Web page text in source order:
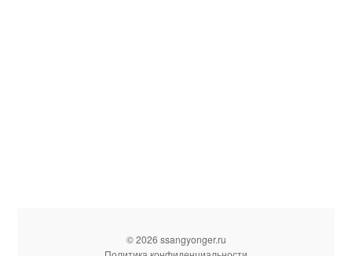
© 2026 ssangyonger.ru